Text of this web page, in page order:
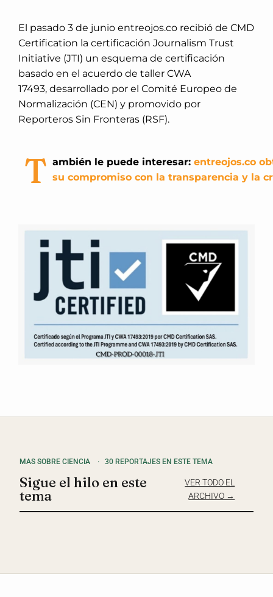
El pasado 3 de junio entreojos.co recibió de CMD
Certification la certificación Journalism Trust
Initiative (JTI) un esquema de certificación
basado en el acuerdo de taller CWA
17493, desarrollado por el Comité Europeo de
Normalización (CEN) y promovido por
Reporteros Sin Fronteras (RSF).
T ambién le puede interesar: entreojos.co
su compromiso con la transparencia y la
MAS SOBRE CIENCIA · 30 REPORTAJES EN ESTE TEMA
Sigue el hilo en este
tema
VER TODO EL
ARCHIVO →